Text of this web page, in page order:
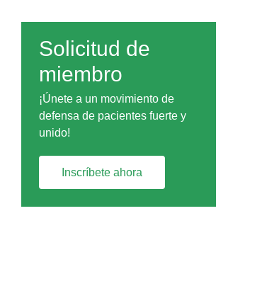
Solicitud de
miembro
¡Únete a un movimiento de
defensa de pacientes fuerte y
unido!
Inscríbete ahora